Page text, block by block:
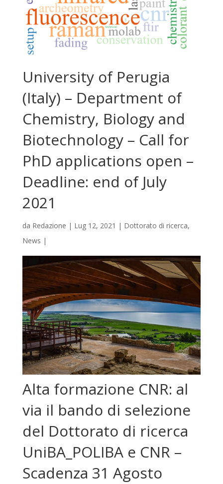
University of Perugia
(Italy) – Department of
Chemistry, Biology and
Biotechnology – Call for
PhD applications open –
Deadline: end of July
2021
da Redazione | Lug 12, 2021 | Dottorato di ricerca,
News |
Alta formazione CNR: al
via il bando di selezione
del Dottorato di ricerca
UniBA_POLIBA e CNR –
Scadenza 31 Agosto